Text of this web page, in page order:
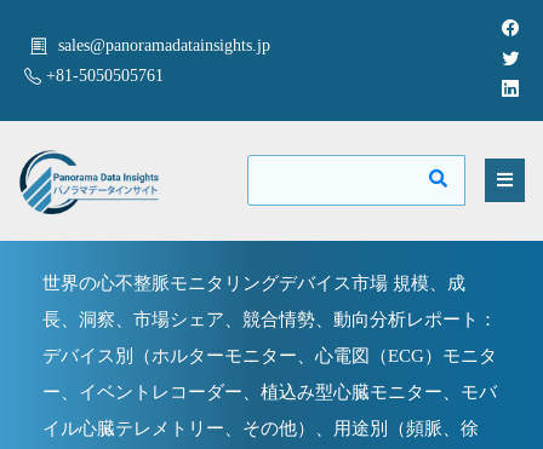
sales@panoramadatainsights.jp
+81-5050505761
世界の心不整脈モニタリングデバイス市場 規模、成
長、洞察、市場シェア、競合情勢、動向分析レポート：
デバイス別（ホルターモニター、心電図（ECG）モニタ
ー、イベントレコーダー、植込み型心臓モニター、モバ
イル心臓テレメトリー、その他）、用途別（頻脈、徐